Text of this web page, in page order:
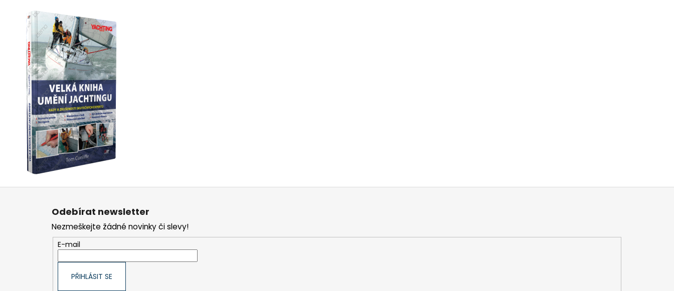
Z
Odebírat newsletter
Nezmeškejte žádné novinky či slevy!
E-mail
PŘIHLÁSIT SE